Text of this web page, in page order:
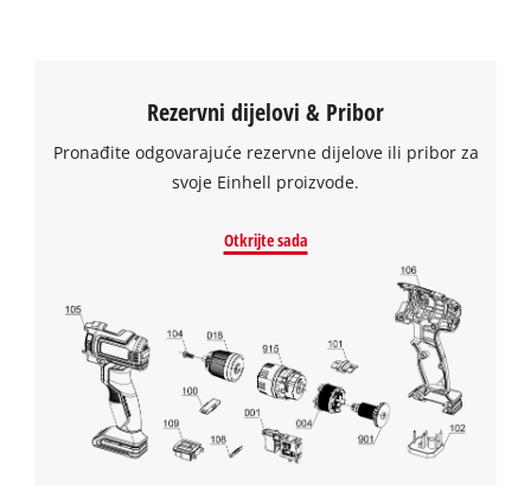
Rezervni dijelovi & Pribor
Pronađite odgovarajuće rezervne dijelove ili pribor za
svoje Einhell proizvode.
Otkrijte sada